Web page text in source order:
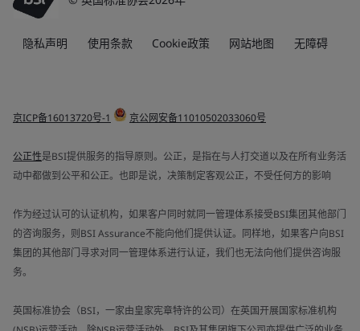
隐私声明 使用条款 Cookie政策 网站地图 无障碍
京ICP备16013720号-1 京公网安备11010502033060号
公正性是BSI提供服务的指导原则。公正，是指在与人打交道以及在所有业务活
动中都做到公平和公正。也即是说，决策制定客观公正，不受任何方的影响
作为经过认可的认证机构，如果客户同时就同一管理体系接受BSI集团其他部门
的咨询服务，则BSI Assurance不能向他们提供认证。同样地，如果客户向BSI
集团的其他部门寻求对同一管理体系进行认证，我们也无法向他们提供咨询服
务。
英国标准协会（BSI，一家由皇家宪章特许的公司）在英国开展国家标准机构